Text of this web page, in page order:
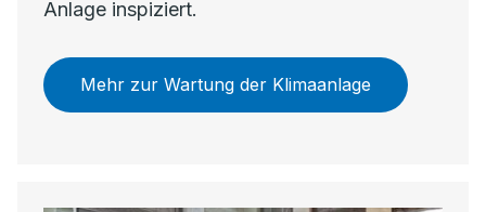
Anlage inspiziert.
Mehr zur Wartung der Klimaanlage